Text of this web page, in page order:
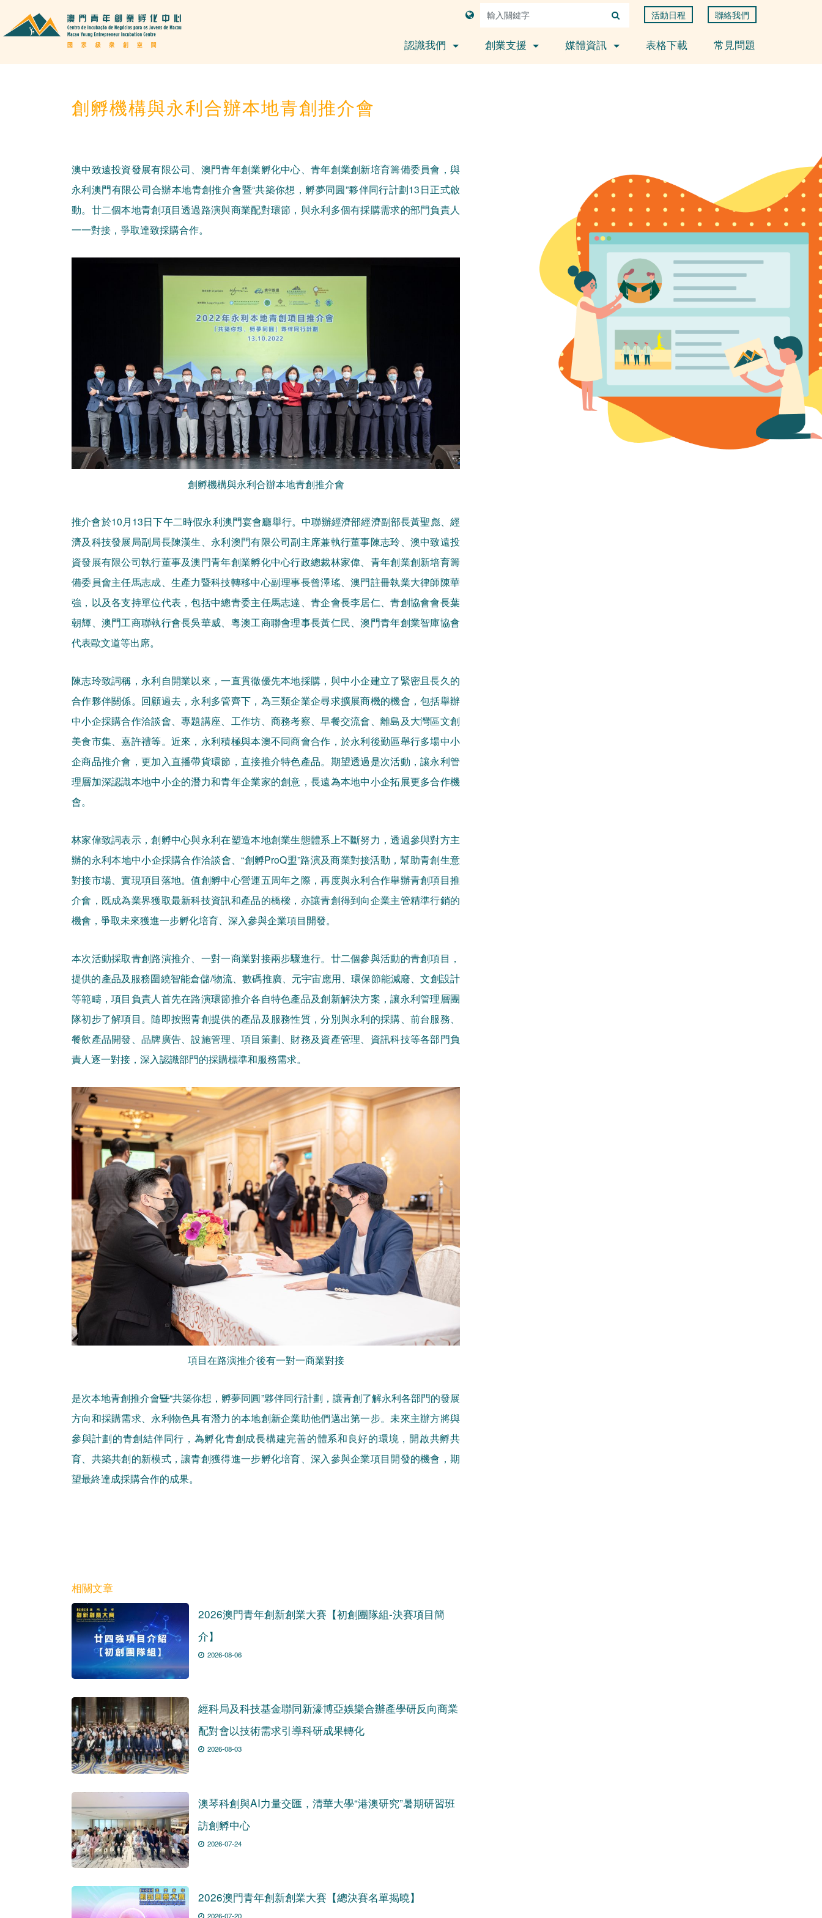
活動日程 聯絡我們
認識我們 創業支援 媒體資訊 表格下載 常見問題
創孵機構與永利合辦本地青創推介會
澳中致遠投資發展有限公司、澳門青年創業孵化中心、青年創業創新培育籌備委員會，與
永利澳門有限公司合辦本地青創推介會暨“共築你想，孵夢同圓”夥伴同行計劃13日正式啟
動。廿二個本地青創項目透過路演與商業配對環節，與永利多個有採購需求的部門負責人
一一對接，爭取達致採購合作。
創孵機構與永利合辦本地青創推介會
推介會於10月13日下午二時假永利澳門宴會廳舉行。中聯辦經濟部經濟副部長黃聖彪、經
濟及科技發展局副局長陳漢生、永利澳門有限公司副主席兼執行董事陳志玲、澳中致遠投
資發展有限公司執行董事及澳門青年創業孵化中心行政總裁林家偉、青年創業創新培育籌
備委員會主任馬志成、生產力暨科技轉移中心副理事長曾澤瑤、澳門註冊執業大律師陳華
強，以及各支持單位代表，包括中總青委主任馬志達、青企會長李居仁、青創協會會長葉
朝輝、澳門工商聯執行會長吳華威、粵澳工商聯會理事長黃仁民、澳門青年創業智庫協會
代表歐文道等出席。
陳志玲致詞稱，永利自開業以來，一直貫徹優先本地採購，與中小企建立了緊密且長久的
合作夥伴關係。回顧過去，永利多管齊下，為三類企業企尋求擴展商機的機會，包括舉辦
中小企採購合作洽談會、專題講座、工作坊、商務考察、早餐交流會、離島及大灣區文創
美食市集、嘉許禮等。近來，永利積極與本澳不同商會合作，於永利後勤區舉行多場中小
企商品推介會，更加入直播帶貨環節，直接推介特色產品。期望透過是次活動，讓永利管
理層加深認識本地中小企的潛力和青年企業家的創意，長遠為本地中小企拓展更多合作機
會。
林家偉致詞表示，創孵中心與永利在塑造本地創業生態體系上不斷努力，透過參與對方主
辦的永利本地中小企採購合作洽談會、“創孵ProQ盟”路演及商業對接活動，幫助青創生意
對接市場、實現項目落地。值創孵中心營運五周年之際，再度與永利合作舉辦青創項目推
介會，既成為業界獲取最新科技資訊和產品的橋樑，亦讓青創得到向企業主管精準行銷的
機會，爭取未來獲進一步孵化培育、深入參與企業項目開發。
本次活動採取青創路演推介、一對一商業對接兩步驟進行。廿二個參與活動的青創項目，
提供的產品及服務圍繞智能倉儲/物流、數碼推廣、元宇宙應用、環保節能減廢、文創設計
等範疇，項目負責人首先在路演環節推介各自特色產品及創新解決方案，讓永利管理層團
隊初步了解項目。隨即按照青創提供的產品及服務性質，分別與永利的採購、前台服務、
餐飲產品開發、品牌廣告、設施管理、項目策劃、財務及資產管理、資訊科技等各部門負
責人逐一對接，深入認識部門的採購標準和服務需求。
項目在路演推介後有一對一商業對接
是次本地青創推介會暨“共築你想，孵夢同圓”夥伴同行計劃，讓青創了解永利各部門的發展
方向和採購需求、永利物色具有潛力的本地創新企業助他們邁出第一步。未來主辦方將與
參與計劃的青創結伴同行，為孵化青創成長構建完善的體系和良好的環境，開啟共孵共
育、共築共創的新模式，讓青創獲得進一步孵化培育、深入參與企業項目開發的機會，期
望最終達成採購合作的成果。
相關文章
2026澳門青年創新創業大賽【初創團隊組-決賽項目簡
介】
2026-08-06
經科局及科技基金聯同新濠博亞娛樂合辦產學研反向商業
配對會以技術需求引導科研成果轉化
2026-08-03
澳琴科創與AI力量交匯，清華大學“港澳研究”暑期研習班
訪創孵中心
2026-07-24
2026澳門青年創新創業大賽【總決賽名單揭曉】
2026-07-20